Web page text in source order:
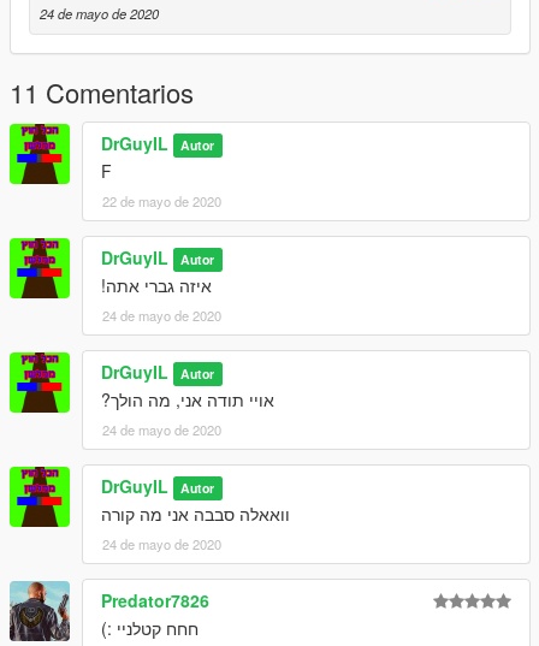
24 de mayo de 2020
11 Comentarios
DrGuyIL Autor
F
22 de mayo de 2020
DrGuyIL Autor
איזה גברי אתה!
24 de mayo de 2020
DrGuyIL Autor
אויי תודה אני, מה הולך?
24 de mayo de 2020
DrGuyIL Autor
וואאלה סבבה אני מה קורה
24 de mayo de 2020
Predator7826
חחח קטלניי :)